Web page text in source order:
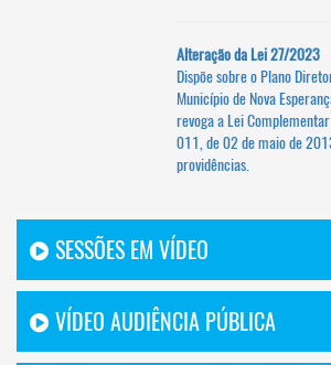
Alteração da Lei 27/2023
Dispõe sobre o Plano
Município de Nova
revoga a Lei
011, de 02 de maio de
providências.
SESSÕES EM VÍDEO
VÍDEO AUDIÊNCIA PÚBLICA